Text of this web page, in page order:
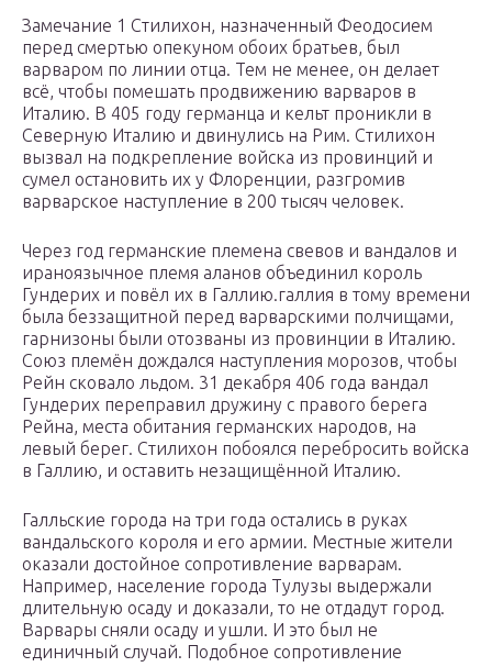
Замечание 1 Стилихон, назначенный Феодосием
перед смертью опекуном обоих братьев, был
варваром по линии отца. Тем не менее, он делает
всё, чтобы помешать продвижению варваров в
Италию. В 405 году германца и кельт проникли в
Северную Италию и двинулись на Рим. Стилихон
вызвал на подкрепление войска из провинций и
сумел остановить их у Флоренции, разгромив
варварское наступление в 200 тысяч человек.
Через год германские племена свевов и вандалов и
ираноязычное племя аланов объединил король
Гундерих и повёл их в Галлию.галлия в тому времени
была беззащитной перед варварскими полчищами,
гарнизоны были отозваны из провинции в Италию.
Союз племён дождался наступления морозов, чтобы
Рейн сковало льдом. 31 декабря 406 года вандал
Гундерих переправил дружину с правого берега
Рейна, места обитания германских народов, на
левый берег. Стилихон побоялся перебросить войска
в Галлию, и оставить незащищённой Италию.
Галльские города на три года остались в руках
вандальского короля и его армии. Местные жители
оказали достойное сопротивление варварам.
Например, население города Тулузы выдержали
длительную осаду и доказали, то не отдадут город.
Варвары сняли осаду и ушли. И это был не
единичный случай. Подобное сопротивление